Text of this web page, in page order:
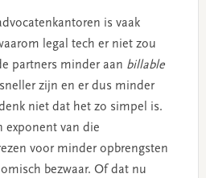
is vaak
legal tech er niet zou
partners minder aan billable
zijn en er dus minder
niet dat het zo simpel is.
exponent van die
voor minder opbrengsten
bezwaar. Of dat nu